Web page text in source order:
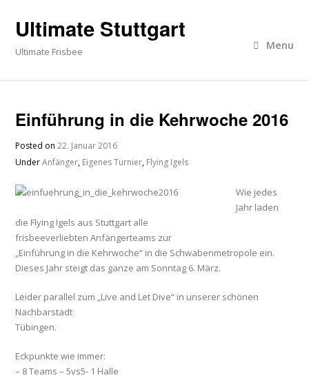
Ultimate Stuttgart
Ultimate Frisbee Menu
Einführung in die Kehrwoche 2016
Posted on22. Januar 2016
UnderAnfänger, Eigenes Turnier, Flying Igels
Wie jedes
Jahr laden
die Flying Igels aus Stuttgart alle
frisbeeverliebten Anfängerteams zur
„Einführung in die Kehrwoche“ in die Schwabenmetropole ein.
Dieses Jahr steigt das ganze am Sonntag 6. März.
Leider parallel zum „Live and Let Dive“ in unserer schönen
Nachbarstadt
Tübingen.
Eckpunkte wie immer:
– 8 Teams – 5vs5- 1 Halle